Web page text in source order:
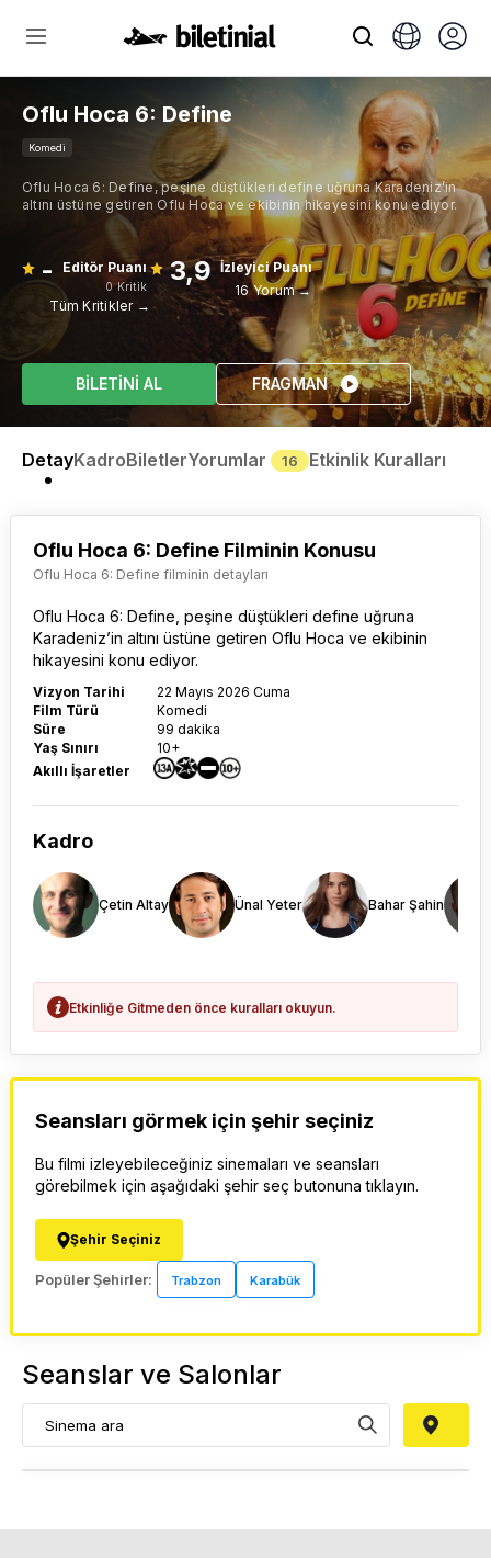
Oflu Hoca 6: Define
Komedi
Oflu Hoca 6: Define, peşine düştükleri define uğruna Karadeniz’in
altını üstüne getiren Oflu Hoca ve ekibinin hikayesini konu ediyor.
- Editör Puanı
0 Kritik
Tüm Kritikler →
3,9 İzleyici Puanı
16 Yorum →
BİLETİNİ AL FRAGMAN
DetayKadroBiletlerYorumlar 16 Etkinlik Kuralları
Oflu Hoca 6: Define Filminin Konusu
Oflu Hoca 6: Define filminin detayları
Oflu Hoca 6: Define , peşine düştükleri define uğruna
Karadeniz’in altını üstüne getiren Oflu Hoca ve ekibinin
hikayesini konu ediyor.
Vizyon Tarihi
22 Mayıs 2026 Cuma
Film Türü
Komedi
Süre
99 dakika
Yaş Sınırı
10+
Akıllı İşaretler
Kadro
Çetin Altay Ünal Yeter Bahar Şahin
Etkinliğe Gitmeden önce kuralları okuyun.
Seansları görmek için şehir seçiniz
Bu filmi izleyebileceğiniz sinemaları ve seansları
görebilmek için aşağıdaki şehir seç butonuna tıklayın.
Şehir Seçiniz
Popüler Şehirler: Trabzon Karabük
Seanslar ve Salonlar